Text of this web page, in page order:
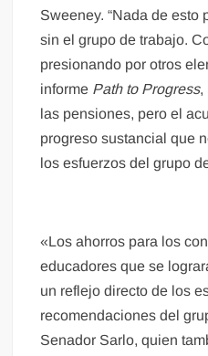
Sweeney. “Nada de esto
sin el grupo de trabajo.
presionando por otros
informe Path to Progress,
las pensiones, pero el
progreso sustancial que
los esfuerzos del grupo
«Los ahorros para los
educadores que se
un reflejo directo de los
recomendaciones del
Senador Sarlo, quien